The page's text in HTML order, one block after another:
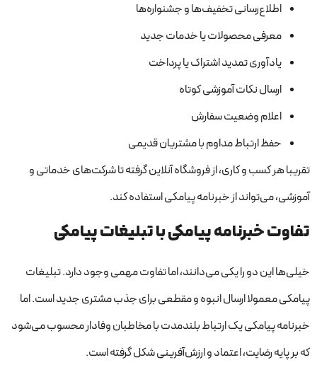
اطلاع‌رسانی تخفیف‌ها و جشنواره‌ها
معرفی محصولات یا خدمات جدید
یادآوری تمدید اشتراک یا پرداخت
ارسال نکات آموزشی کوتاه
اعلام وضعیت سفارش
حفظ ارتباط مداوم با مشتریان قدیمی
تقریبا هر کسب و کاری، از فروشگاه آنلاین گرفته تا شرکت‌های خدماتی و
آموزشی، می‌تواند از خبرنامه پیامکی استفاده کند.
تفاوت خبرنامه پیامکی با تبلیغات پیامکی
خیلی‌ها این دو را یکی می‌دانند، اما تفاوت مهمی وجود دارد. تبلیغات
پیامکی معمولا ارسال انبوه و مقطعی برای جذب مشتری جدید است. اما
خبرنامه پیامکی یک ارتباط بلندمدت با مخاطبان وفادار محسوب می‌شود
که بر پایه رضایت، اعتماد و ارزش‌آفرینی شکل گرفته است.